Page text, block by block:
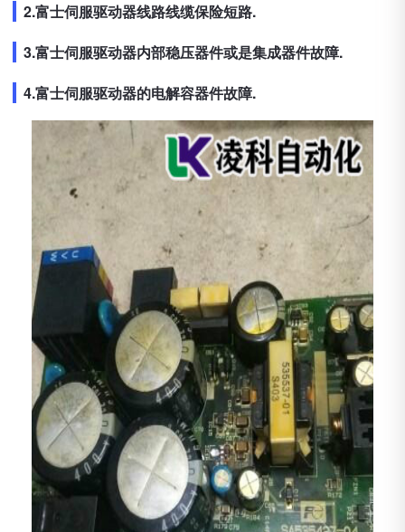
2.富士伺服驱动器线路线缆保险短路.
3.富士伺服驱动器内部稳压器件或是集成器件故障.
4.富士伺服驱动器的电解容器件故障.